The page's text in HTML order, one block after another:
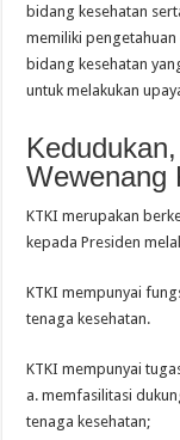
bidang kesehatan
memiliki
bidang kesehatan
untuk melakukan
Wewenang
KTKI merupakan
kepada Presiden
KTKI mempunyai
tenaga kesehatan.
KTKI mempunyai
a. memfasilitasi
tenaga kesehatan;